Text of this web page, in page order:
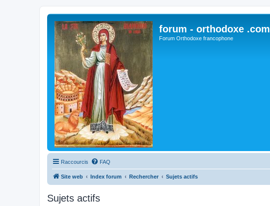
forum - orthodoxe .com
Forum Orthodoxe francophone
Raccourcis FAQ
Site web Index forum Rechercher Sujets actifs
Sujets actifs